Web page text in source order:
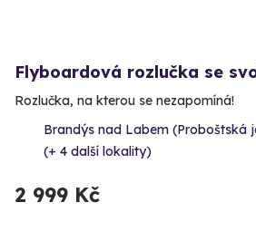
Flyboardová rozlučka se
Rozlučka, na kterou se nezapomíná!
Brandýs nad Labem (Proboštská
(+ 4 další lokality)
2 999 Kč